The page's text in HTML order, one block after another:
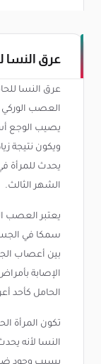
عرق النسا
عرق النسا
العصب الوركي
يصيب الوجع
ويكون نتيجة
يحدث للمرأة
الشهر الثالث.
سمكا في
بين أعصاب
الإصابة
الحامل كأحد
تكون المرأة
النسا لأنه